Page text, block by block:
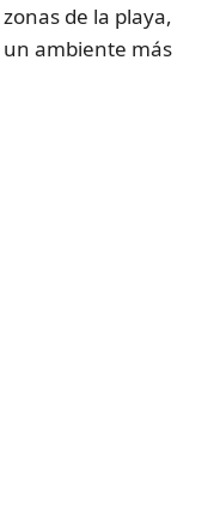
de la playa,
ambiente más